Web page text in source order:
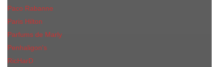
Paco Rabanne
Paris Hilton
Parfums de Marly
Penhaligon​'s
RicHarD